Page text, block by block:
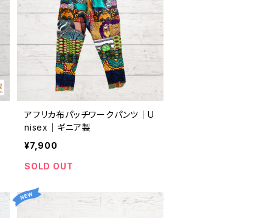
アフリカ布パッチワークパンツ｜U
nisex｜ギニア製
¥7,900
SOLD OUT